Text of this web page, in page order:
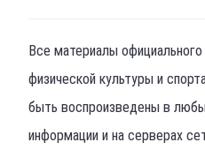
Все материалы
физической культуры и
быть воспроизведены в
информации и на серверах